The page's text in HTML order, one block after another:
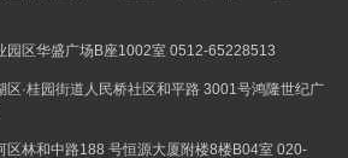
园区华盛广场B座1002室 0512-65228513
区·桂园街道人民桥社区和平路 3001号鸿隆世纪广
区林和中路188 号恒源大厦附楼8楼B04室 020-